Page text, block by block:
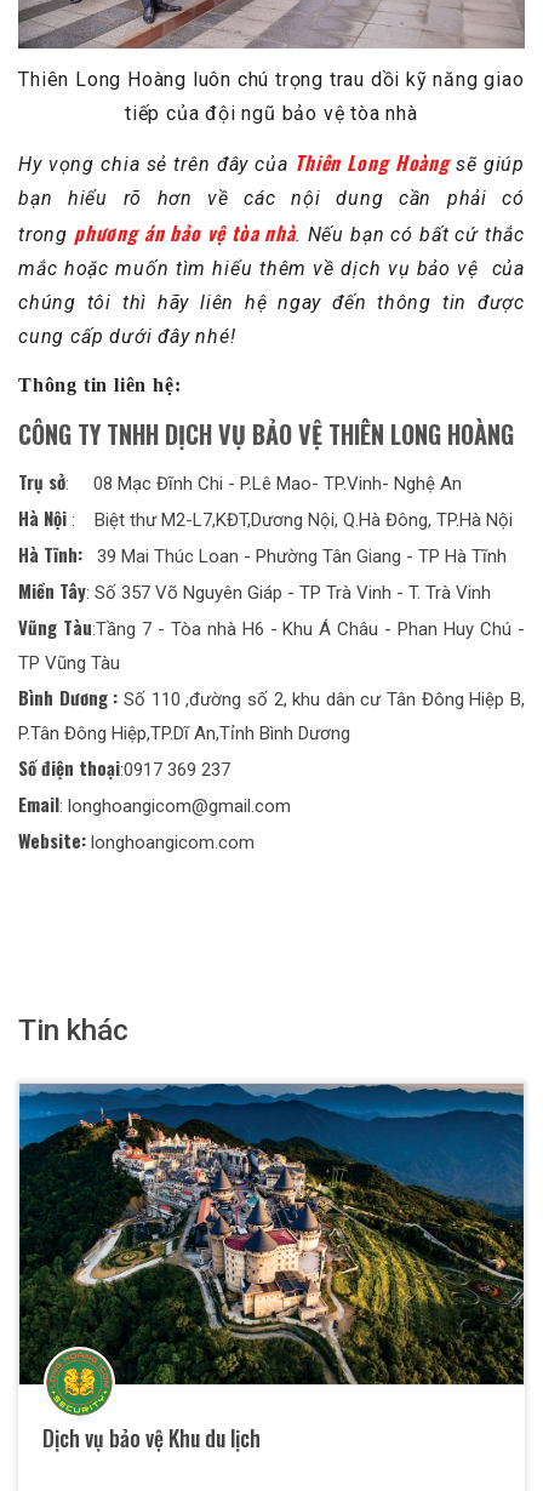
Thiên Long Hoàng luôn chú trọng trau dồi kỹ năng giao
tiếp của đội ngũ bảo vệ tòa nhà
Hy vọng chia sẻ trên đây của Thiên Long Hoàngsẽ giúp
bạn hiểu rõ hơn về các nội dung cần phải có
trong phương án bảo vệ tòa nhà. Nếu bạn có bất cứ thắc
mắc hoặc muốn tìm hiểu thêm về dịch vụ bảo vệ của
chúng tôi thì hãy liên hệ ngay đến thông tin được
cung cấp dưới đây nhé!
Thông tin liên hệ:
CÔNG TY TNHH DỊCH VỤ BẢO VỆ THIÊN LONG HOÀNG
Trụ sở: 08 Mạc Đĩnh Chi - P.Lê Mao- TP.Vinh- Nghệ An
Hà Nội : Biệt thư M2-L7,KĐT,Dương Nội, Q.Hà Đông, TP.Hà Nội
Hà Tĩnh: 39 Mai Thúc Loan - Phường Tân Giang - TP Hà Tĩnh
Miền Tây: Số 357 Võ Nguyên Giáp - TP Trà Vinh - T. Trà Vinh
Vũng Tàu:Tầng 7 - Tòa nhà H6 - Khu Á Châu - Phan Huy Chú -
TP Vũng Tàu
Bình Dương : Số 110 ,đường số 2, khu dân cư Tân Đông Hiệp B,
P.Tân Đông Hiệp,TP.Dĩ An,Tỉnh Bình Dương
Số điện thoại:0917 369 237
Email: longhoangicom@gmail.com
Website: longhoangicom.com
Tin khác
Dịch vụ bảo vệ Khu du lịch